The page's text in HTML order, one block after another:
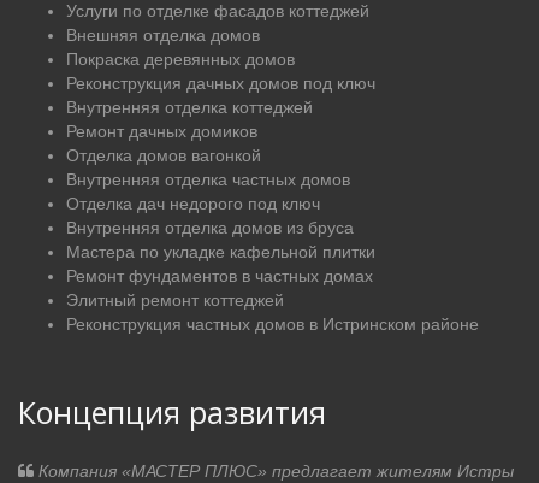
Услуги по отделке фасадов коттеджей
Внешняя отделка домов
Покраска деревянных домов
Реконструкция дачных домов под ключ
Внутренняя отделка коттеджей
Ремонт дачных домиков
Отделка домов вагонкой
Внутренняя отделка частных домов
Отделка дач недорого под ключ
Внутренняя отделка домов из бруса
Мастера по укладке кафельной плитки
Ремонт фундаментов в частных домах
Элитный ремонт коттеджей
Реконструкция частных домов в Истринском районе
Концепция развития
Компания «МАСТЕР ПЛЮС» предлагает жителям Истры